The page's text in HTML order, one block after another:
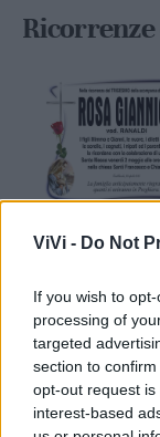
ViVi - Do Not
If you wish to
processing of
targeted
section to
opt-out request
interest-based